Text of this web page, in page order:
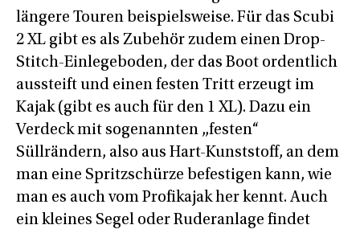
längere Touren beispielsweise. Für das Scubi
2 XL gibt es als Zubehör zudem einen Drop-
Stitch-Einlegeboden, der das Boot ordentlich
aussteift und einen festen Tritt erzeugt im
Kajak (gibt es auch für den 1 XL). Dazu ein
Verdeck mit sogenannten „festen“
Süllrändern, also aus Hart-Kunststoff, an dem
man eine Spritzschürze befestigen kann, wie
man es auch vom Profikajak her kennt. Auch
ein kleines Segel oder Ruderanlage findet